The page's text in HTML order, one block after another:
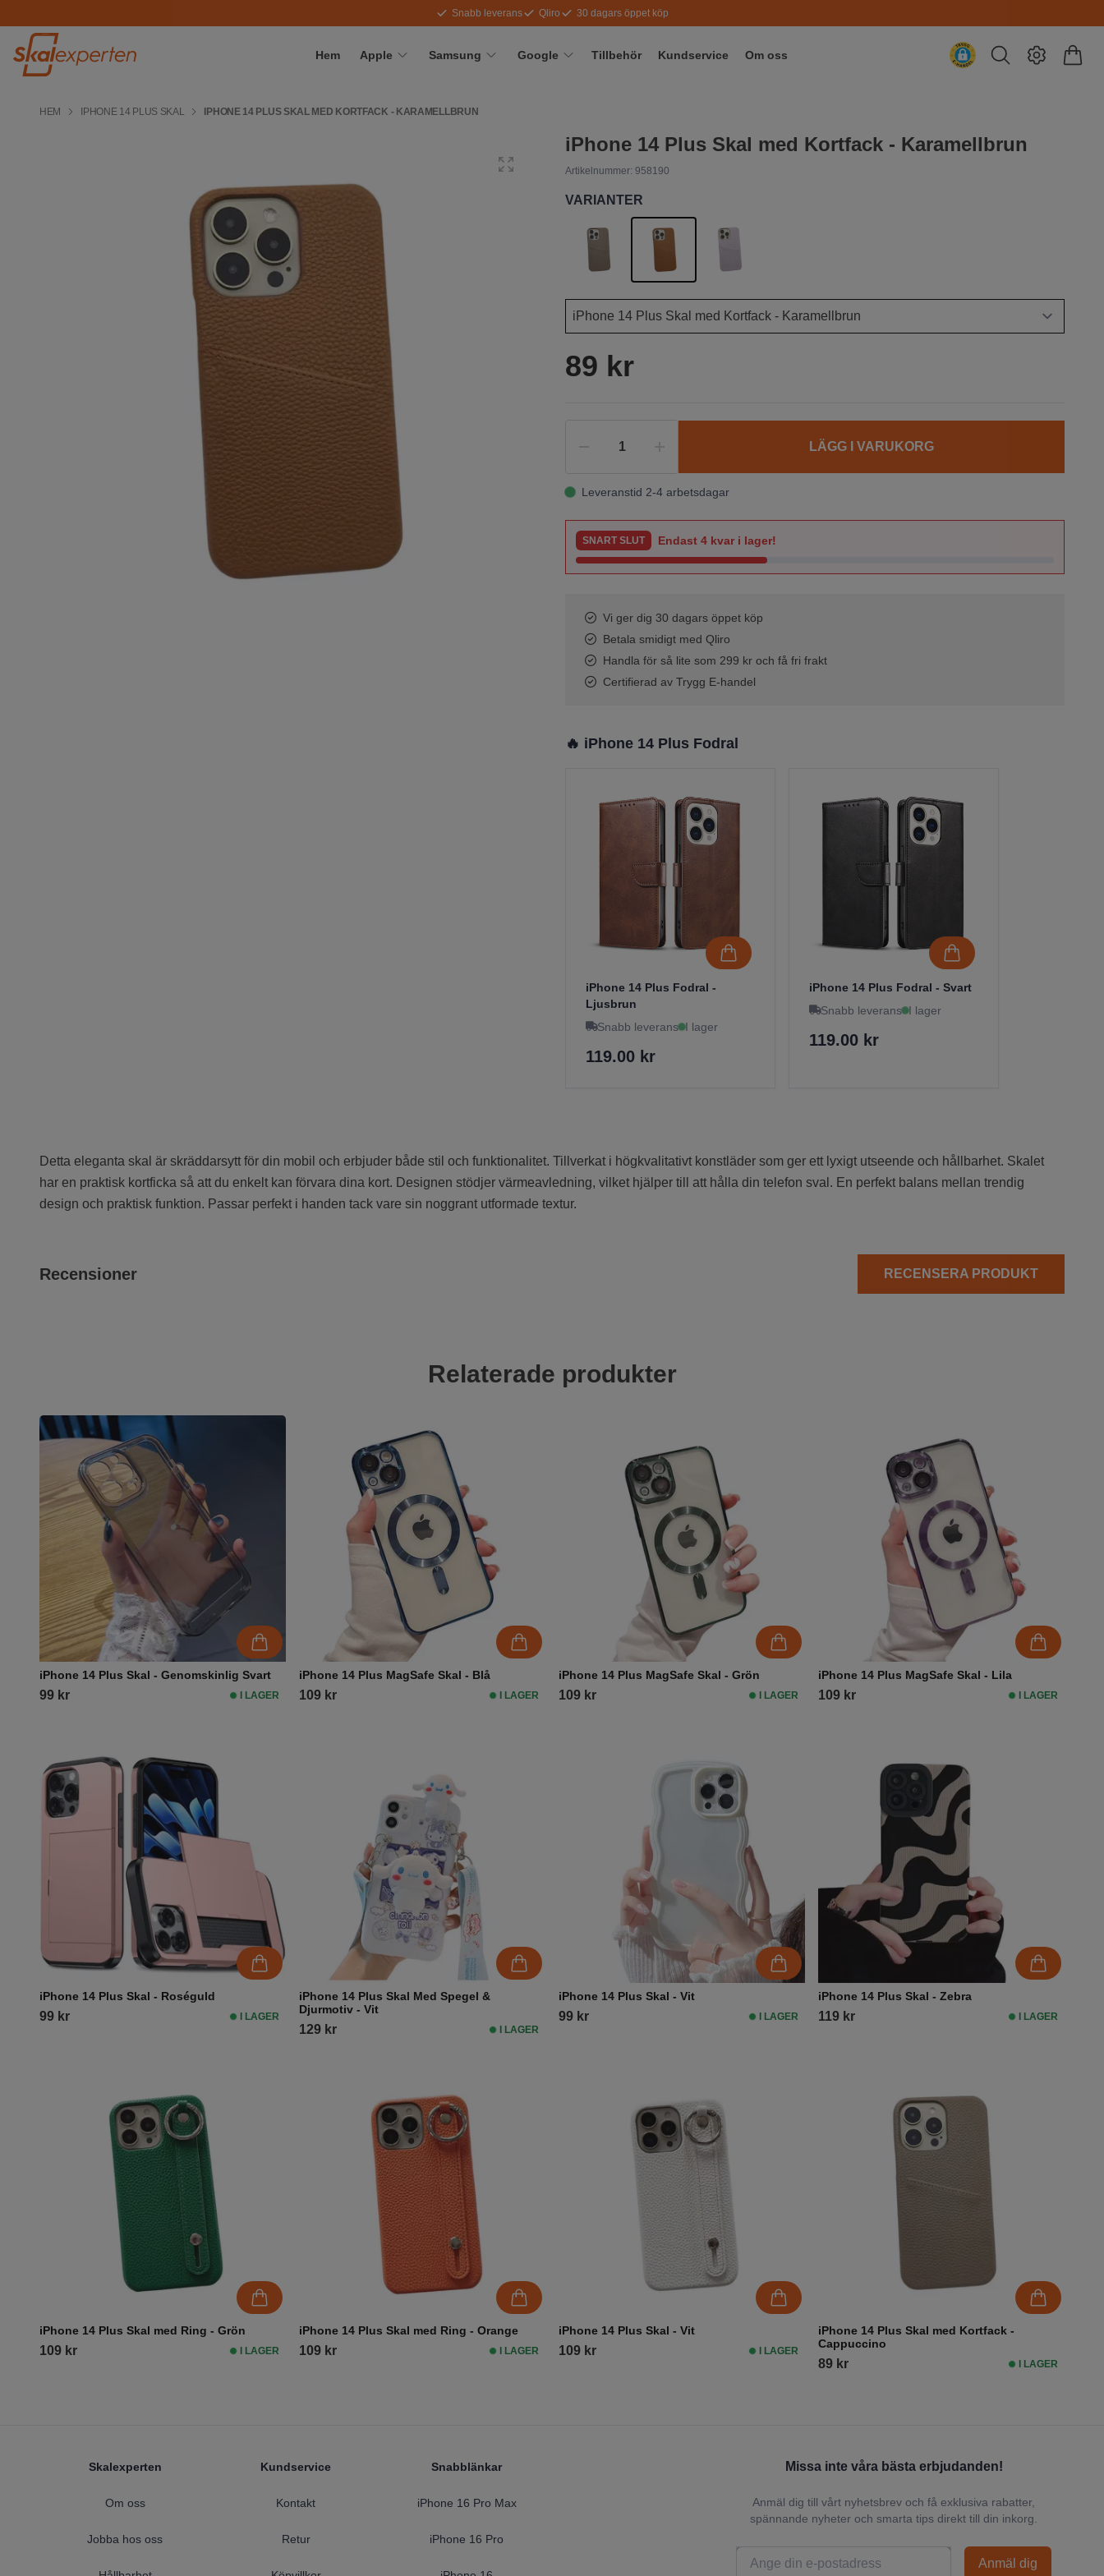
Snabb leverans Qliro 30 dagars öppet köp
Hem Apple Samsung Google Tillbehör Kundservice Om oss
HEM IPHONE 14 PLUS SKAL IPHONE 14 PLUS SKAL MED KORTFACK - KARAMELLBRUN
iPhone 14 Plus Skal med Kortfack - Karamellbrun
Artikelnummer: 958190
VARIANTER
89 kr
LÄGG I VARUKORG
Leveranstid 2-4 arbetsdagar
SNART SLUT Endast 4 kvar i lager!
Vi ger dig 30 dagars öppet köp
Betala smidigt med Qliro
Handla för så lite som 299 kr och få fri frakt
Certifierad av Trygg E-handel
🔥 iPhone 14 Plus Fodral
iPhone 14 Plus Fodral -
Ljusbrun
Snabb leverans I lager
119.00 kr
iPhone 14 Plus Fodral - Svart
Snabb leverans I lager
119.00 kr
Detta eleganta skal är skräddarsytt för din mobil och erbjuder både stil och funktionalitet. Tillverkat i högkvalitativt konstläder som ger ett lyxigt utseende och hållbarhet. Skalet
har en praktisk kortficka så att du enkelt kan förvara dina kort. Designen stödjer värmeavledning, vilket hjälper till att hålla din telefon sval. En perfekt balans mellan trendig
design och praktisk funktion. Passar perfekt i handen tack vare sin noggrant utformade textur.
Recensioner RECENSERA PRODUKT
Relaterade produkter
iPhone 14 Plus Skal - Genomskinlig Svart
99 kr I LAGER
iPhone 14 Plus MagSafe Skal - Blå
109 kr I LAGER
iPhone 14 Plus MagSafe Skal - Grön
109 kr I LAGER
iPhone 14 Plus MagSafe Skal - Lila
109 kr I LAGER
iPhone 14 Plus Skal - Roséguld
99 kr I LAGER
iPhone 14 Plus Skal Med Spegel &
Djurmotiv - Vit
129 kr I LAGER
iPhone 14 Plus Skal - Vit
99 kr I LAGER
iPhone 14 Plus Skal - Zebra
119 kr I LAGER
iPhone 14 Plus Skal med Ring - Grön
109 kr I LAGER
iPhone 14 Plus Skal med Ring - Orange
109 kr I LAGER
iPhone 14 Plus Skal - Vit
109 kr I LAGER
iPhone 14 Plus Skal med Kortfack -
Cappuccino
89 kr I LAGER
Skalexperten
Om oss
Jobba hos oss
Kundservice
Kontakt
Retur
Snabblänkar
iPhone 16 Pro Max
iPhone 16 Pro
Missa inte våra bästa erbjudanden!
Anmäl dig till vårt nyhetsbrev och få exklusiva rabatter,
spännande nyheter och smarta tips direkt till din inkorg.
Anmäl dig